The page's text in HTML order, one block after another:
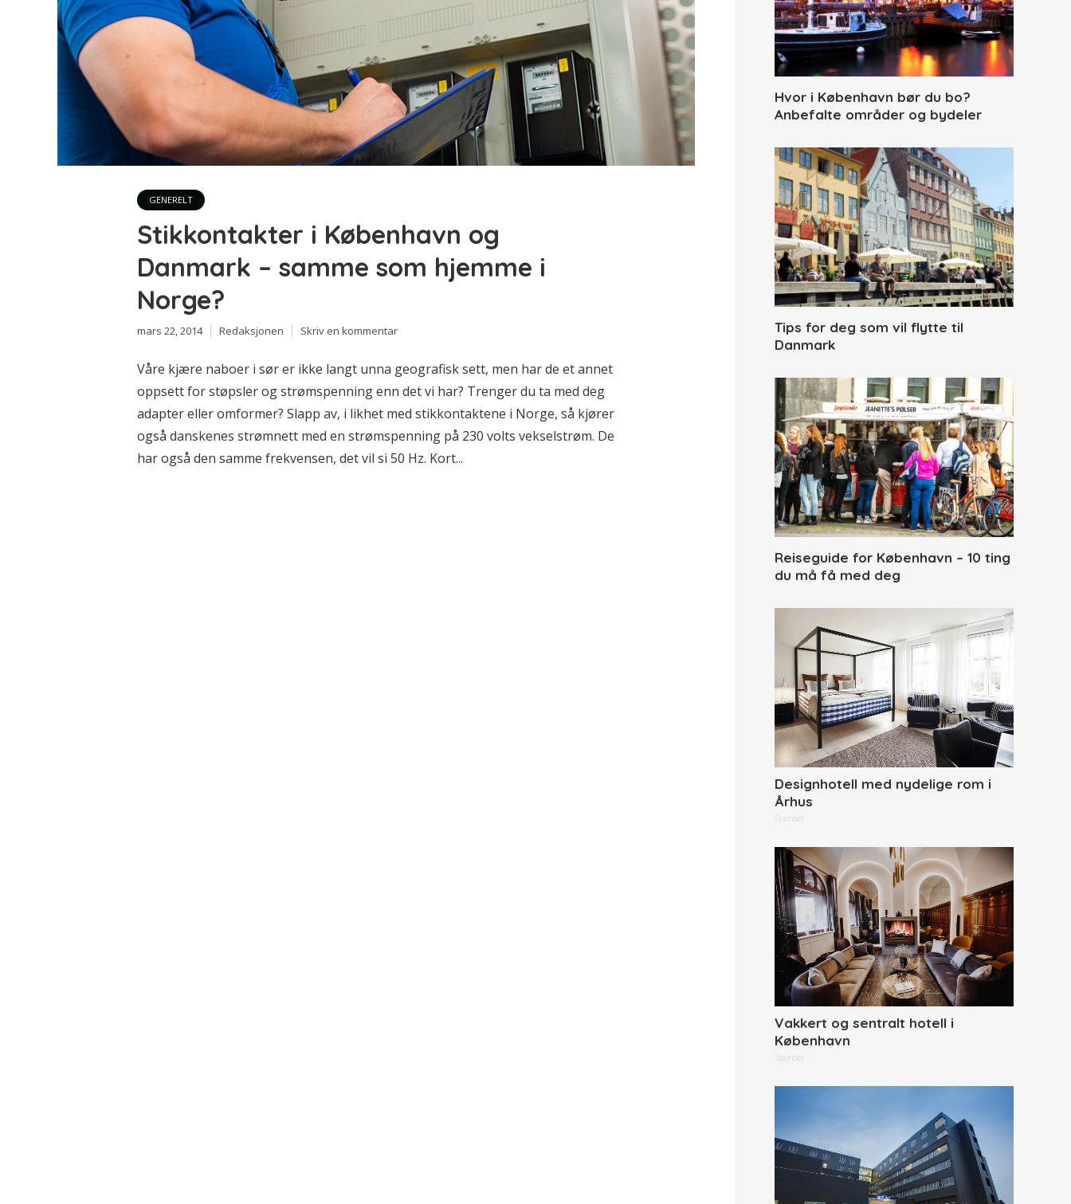
GENERELT
Stikkontakter i København og
Danmark – samme som hjemme i
Norge?
mars 22, 2014 Redaksjonen Skriv en kommentar
Våre kjære naboer i sør er ikke langt unna geografisk sett, men har de et annet
oppsett for støpsler og strømspenning enn det vi har? Trenger du ta med deg
adapter eller omformer? Slapp av, i likhet med stikkontaktene i Norge, så kjører
også danskenes strømnett med en strømspenning på 230 volts vekselstrøm. De
har også den samme frekvensen, det vil si 50 Hz. Kort...
Hvor i København bør du bo?
Anbefalte områder og bydeler
Tips for deg som vil flytte til
Danmark
Reiseguide for København – 10 ting
du må få med deg
Designhotell med nydelige rom i
Århus
Sponset
Vakkert og sentralt hotell i
København
Sponset